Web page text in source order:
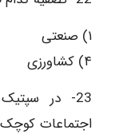
۴) کشاورزی
23- در
اجتماعات کوچک